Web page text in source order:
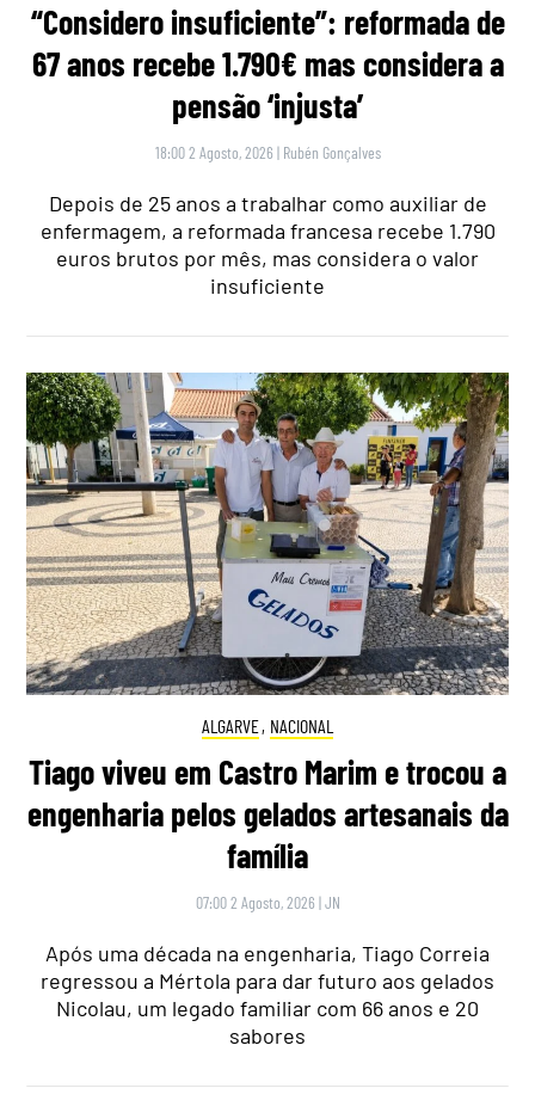
“Considero insuficiente”: reformada de
67 anos recebe 1.790€ mas considera a
pensão ‘injusta’
18:00 2 Agosto, 2026 | Rubén Gonçalves
Depois de 25 anos a trabalhar como auxiliar de
enfermagem, a reformada francesa recebe 1.790
euros brutos por mês, mas considera o valor
insuficiente
ALGARVE, NACIONAL
Tiago viveu em Castro Marim e trocou a
engenharia pelos gelados artesanais da
família
07:00 2 Agosto, 2026 |JN
Após uma década na engenharia, Tiago Correia
regressou a Mértola para dar futuro aos gelados
Nicolau, um legado familiar com 66 anos e 20
sabores